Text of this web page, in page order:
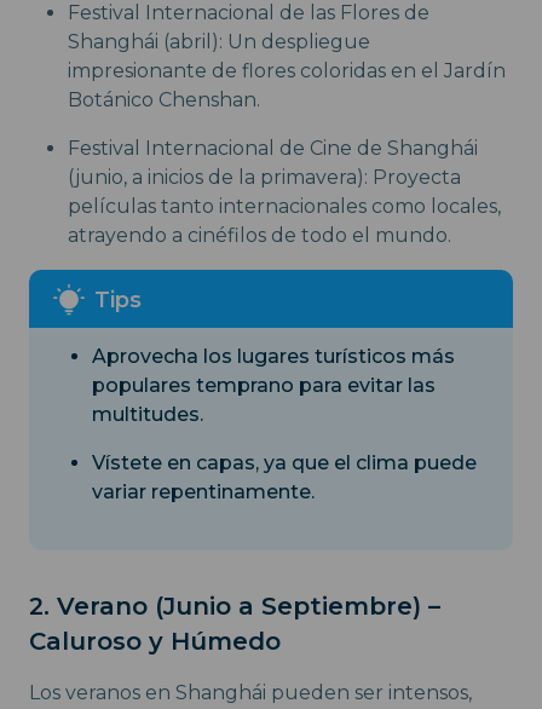
Festival Internacional de las Flores de
Shanghái (abril): Un despliegue
impresionante de flores coloridas en el Jardín
Botánico Chenshan.
Festival Internacional de Cine de Shanghái
(junio, a inicios de la primavera): Proyecta
películas tanto internacionales como locales,
atrayendo a cinéfilos de todo el mundo.
Aprovecha los lugares turísticos más
populares temprano para evitar las
multitudes.
Vístete en capas, ya que el clima puede
variar repentinamente.
2. Verano (Junio a Septiembre) –
Caluroso y Húmedo
Los veranos en Shanghái pueden ser intensos,